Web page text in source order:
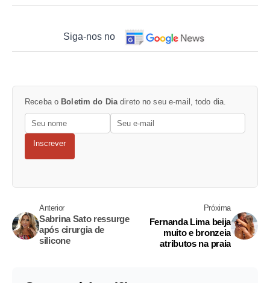
Siga-nos no
Receba o Boletim do Dia direto no seu e-mail, todo dia.
Inscrever
Anterior
Sabrina Sato ressurge
após cirurgia de
silicone
Próxima
Fernanda Lima beija
muito e bronzeia
atributos na praia